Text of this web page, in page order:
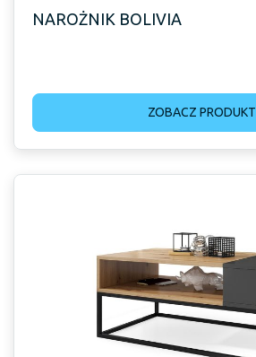
NAROŻNIK BOLIVIA
ZOBACZ PRODUKT